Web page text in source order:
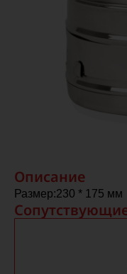
Описание
Размер:230 * 175 мм